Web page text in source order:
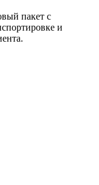
пакет с
и